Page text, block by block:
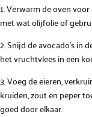
1. Verwarm de oven
met wat olijfolie of
2. Snijd de avocado’s in
het vruchtvlees in een
3. Voeg de eieren,
kruiden, zout en peper
goed door elkaar.